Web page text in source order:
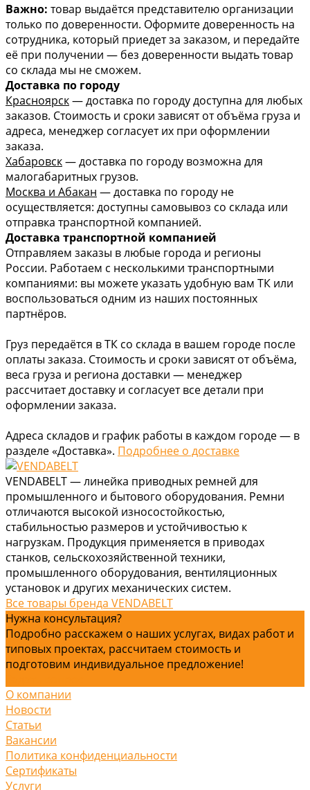
Важно: товар выдаётся представителю организации
только по доверенности. Оформите доверенность на
сотрудника, который приедет за заказом, и передайте
её при получении — без доверенности выдать товар
со склада мы не сможем.
Доставка по городу
Красноярск— доставка по городу доступна для любых
заказов. Стоимость и сроки зависят от объёма груза и
адреса, менеджер согласует их при оформлении
заказа.
Хабаровск— доставка по городу возможна для
малогабаритных грузов.
Москва и Абакан — доставка по городу не
осуществляется: доступны самовывоз со склада или
отправка транспортной компанией.
Доставка транспортной компанией
Отправляем заказы в любые города и регионы
России. Работаем с несколькими транспортными
компаниями: вы можете указать удобную вам ТК или
воспользоваться одним из наших постоянных
партнёров.
Груз передаётся в ТК со склада в вашем городе после
оплаты заказа. Стоимость и сроки зависят от объёма,
веса груза и региона доставки — менеджер
рассчитает доставку и согласует все детали при
оформлении заказа.
Адреса складов и график работы в каждом городе — в
разделе «Доставка». Подробнее о доставке
VENDABELT — линейка приводных ремней для
промышленного и бытового оборудования. Ремни
отличаются высокой износостойкостью,
стабильностью размеров и устойчивостью к
нагрузкам. Продукция применяется в приводах
станков, сельскохозяйственной техники,
промышленного оборудования, вентиляционных
установок и других механических систем.
Все товары бренда VENDABELT
Нужна консультация?
Подробно расскажем о наших услугах, видах работ и
типовых проектах, рассчитаем стоимость и
подготовим индивидуальное предложение!
О компании
Новости
Статьи
Вакансии
Политика конфиденциальности
Сертификаты
Услуги